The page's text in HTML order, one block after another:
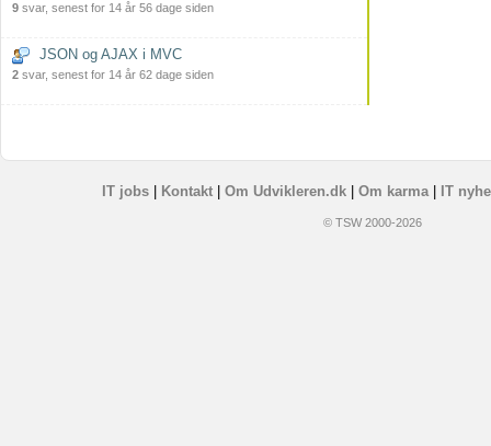
9 svar, senest for 14 år 56 dage siden
JSON og AJAX i MVC
2 svar, senest for 14 år 62 dage siden
IT jobs| Kontakt| Om Udvikleren.dk| Om karma| IT
© TSW 2000-2026